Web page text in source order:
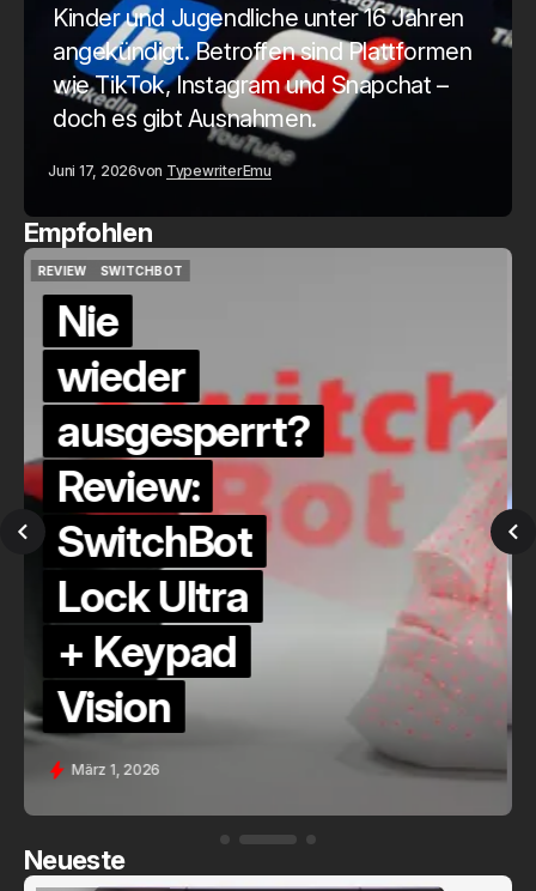
Kinder und Jugendliche unter 16 Jahren
angekündigt. Betroffen sind Plattformen
wie TikTok, Instagram und Snapchat –
doch es gibt Ausnahmen.
Juni 17, 2026von TypewriterEmu
Empfohlen
QUICKCHECK
HOME ASSISTANT
Die Alexa-
Alternative?
QuickCheck:
Home
Assistant
Voice (PE)
Feb. 9, 2026
Neueste